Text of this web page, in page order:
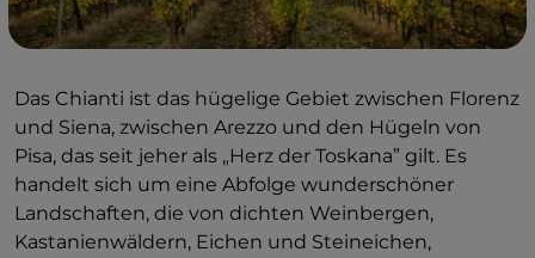
Das Chianti ist das hügelige Gebiet zwischen Florenz
und Siena, zwischen Arezzo und den Hügeln von
Pisa, das seit jeher als „Herz der Toskana” gilt. Es
handelt sich um eine Abfolge wunderschöner
Landschaften, die von dichten Weinbergen,
Kastanienwäldern, Eichen und Steineichen,